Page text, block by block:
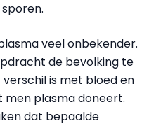
veel onbekender.
de bevolking te
is met bloed en
men plasma doneert.
dat bepaalde